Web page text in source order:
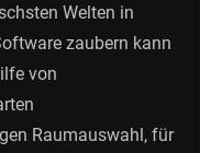
Welten in
zaubern kann
von
Raumauswahl, für